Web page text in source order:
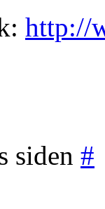
http://
siden #